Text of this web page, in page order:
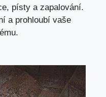
písty a zapalování.
a prohloubí vaše